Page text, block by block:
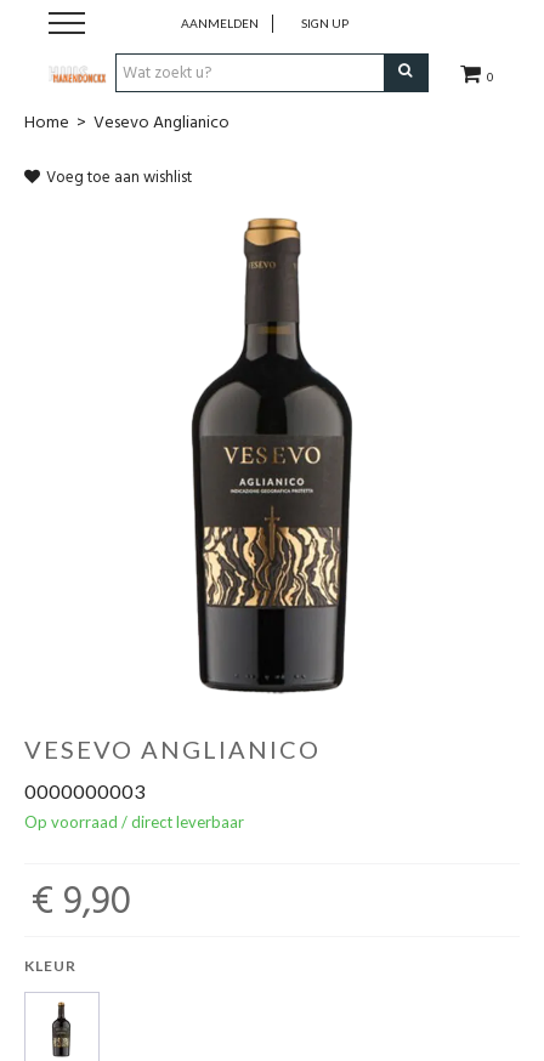
0
AANMELDEN SIGN UP
Wijnen
Alcoholvrije dranken
Geels Witteke De Maan's Jenever
Home > Vesevo Anglianico
Voeg toe aan wishlist
VESEVO ANGLIANICO
0000000003
Op voorraad / direct leverbaar
€ 9,90
KLEUR